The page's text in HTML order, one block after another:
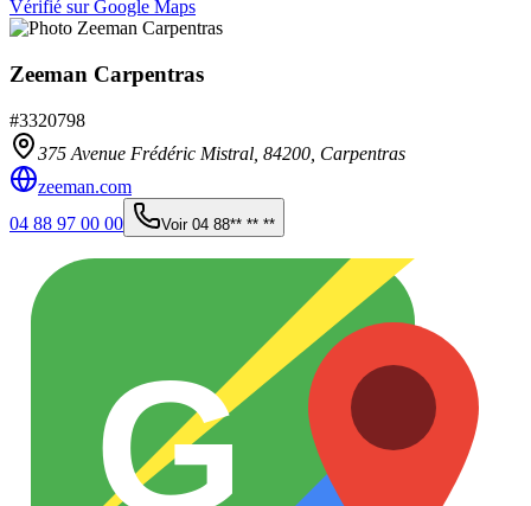
Vérifié sur Google Maps
Zeeman Carpentras
#3320798
375 Avenue Frédéric Mistral, 84200 Carpentras
zeeman.com
04 88 97 00 00
Voir 04 88** ** **
G